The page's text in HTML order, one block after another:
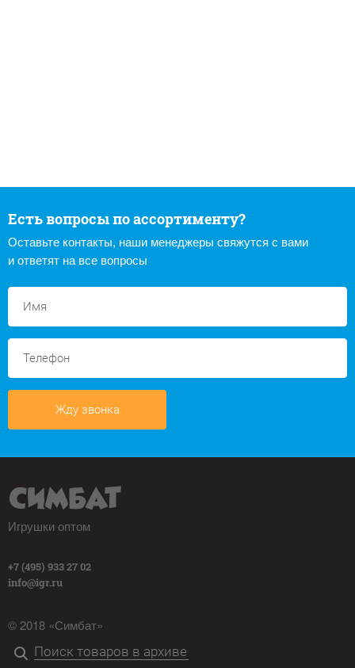
Есть вопросы по ассортименту?
Оставьте контакты, наши менеджеры свяжутся с вами
и ответят на все вопросы
Жду звонка
Игрушки оптом
+7 (495) 933 27 02
info@igr.ru
© 2018 «Симбат»